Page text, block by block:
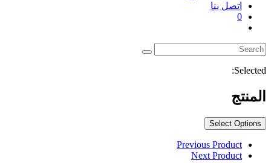
اتصل بنا
0
search
Selected:
المنتج
Select Options
Previous Product
Next Product